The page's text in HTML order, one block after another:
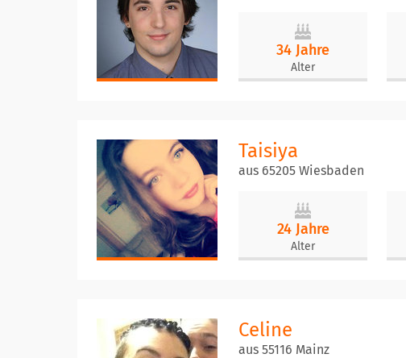
34 Jahre
Alter
Taisiya
aus 65205 Wiesbaden
24 Jahre
Alter
Celine
aus 55116 Mainz